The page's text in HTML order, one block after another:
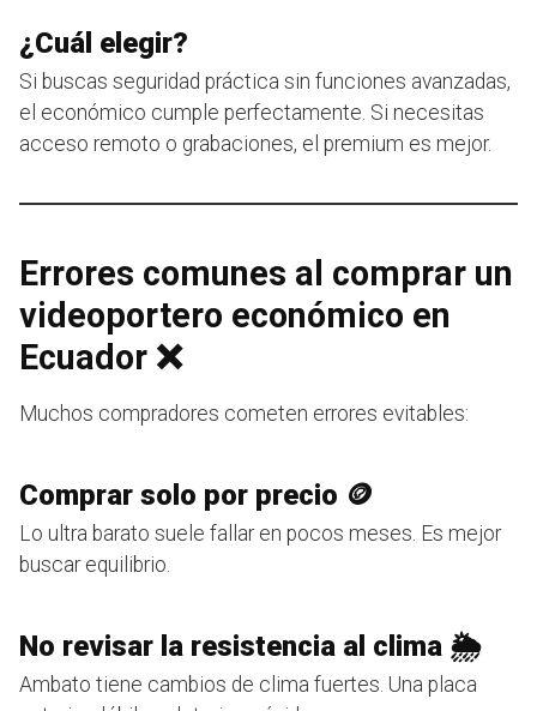
¿Cuál elegir?
Si buscas seguridad práctica sin funciones avanzadas,
el económico cumple perfectamente. Si necesitas
acceso remoto o grabaciones, el premium es mejor.
Errores comunes al comprar un
videoportero económico en
Ecuador ❌
Muchos compradores cometen errores evitables:
Comprar solo por precio 🪙
Lo ultra barato suele fallar en pocos meses. Es mejor
buscar equilibrio.
No revisar la resistencia al clima 🌦️
Ambato tiene cambios de clima fuertes. Una placa